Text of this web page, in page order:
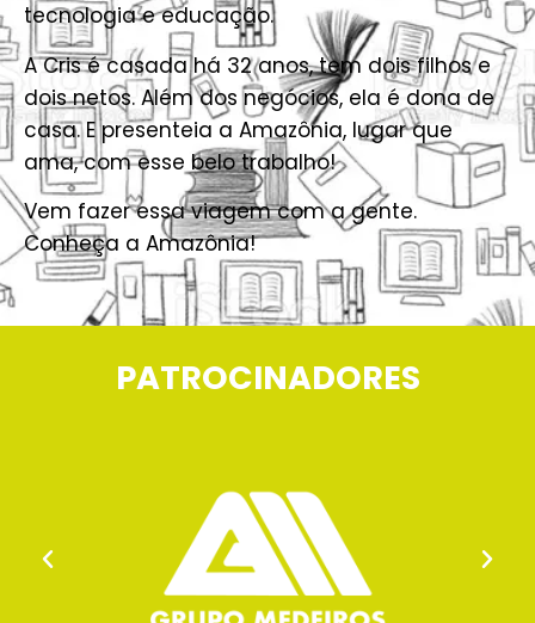
tecnologia e educação.
A Cris é casada há 32 anos, tem dois filhos e
dois netos. Além dos negócios, ela é dona de
casa. E presenteia a Amazônia, lugar que
ama, com esse belo trabalho!
Vem fazer essa viagem com a gente.
Conheça a Amazônia!
PATROCINADORES